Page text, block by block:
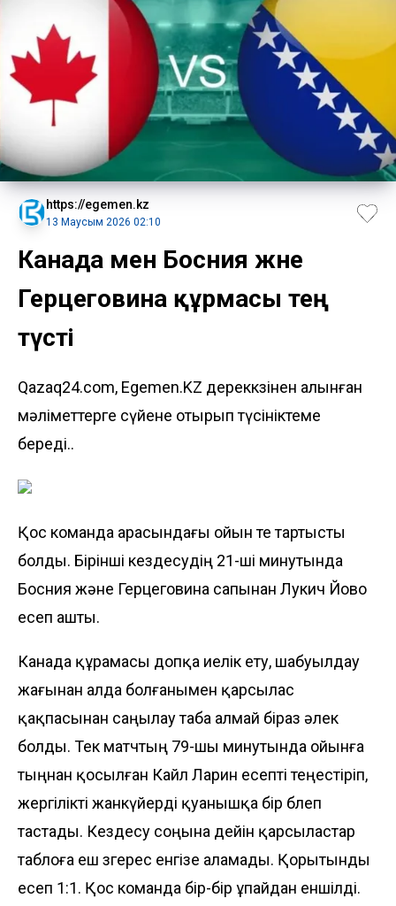
https://egemen.kz
13 Маусым 2026 02:10
Канада мен Босния және
Герцеговина құрмасы тең
түсті
Qazaq24.com, Egemen.KZ дереккөзінен алынған
мәліметтерге сүйене отырып түсініктеме
береді..
Қос команда арасындағы ойын өте тартысты
болды. Бірінші кездесудің 21-ші минутында
Босния және Герцеговина сапынан Лукич Йово
есеп ашты.
Канада құрамасы допқа иелік ету, шабуылдау
жағынан алда болғанымен қарсылас
қақпасынан саңылау таба алмай біраз әлек
болды. Тек матчтың 79-шы минутында ойынға
тыңнан қосылған Кайл Ларин есепті теңестіріп,
жергілікті жанкүйерді қуанышқа бір бөлеп
тастады. Кездесу соңына дейін қарсыластар
таблоға еш өзгерес енгізе аламады. Қорытынды
есеп 1:1. Қос команда бір-бір ұпайдан еншілді.